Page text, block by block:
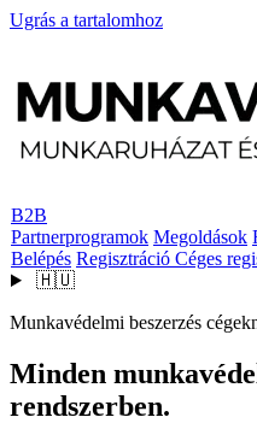
Ugrás a tartalomhoz
B2B
Partnerprogramok Megoldások
Belépés Regisztráció Céges
🇭🇺
Munkavédelmi beszerzés
Minden
rendszerben.